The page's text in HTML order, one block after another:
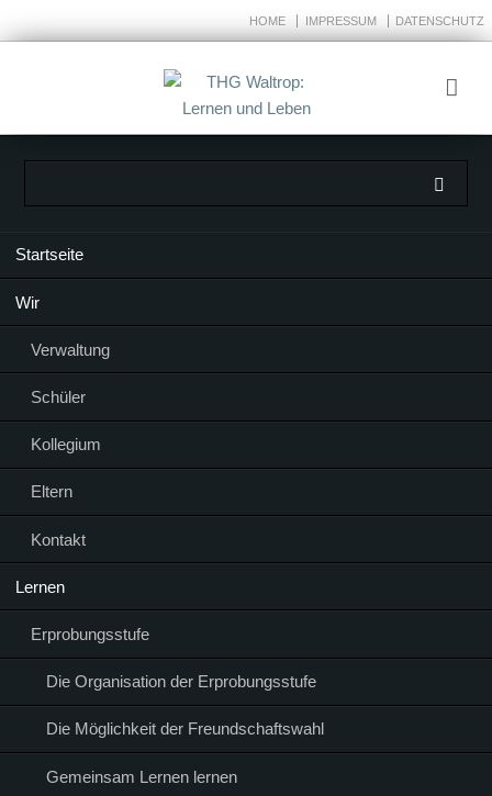
HOME IMPRESSUM DATENSCHUTZ
Startseite
Wir
Verwaltung
Schüler
Kollegium
Eltern
Kontakt
Lernen
Erprobungsstufe
Die Organisation der Erprobungsstufe
Die Möglichkeit der Freundschaftswahl
Gemeinsam Lernen lernen